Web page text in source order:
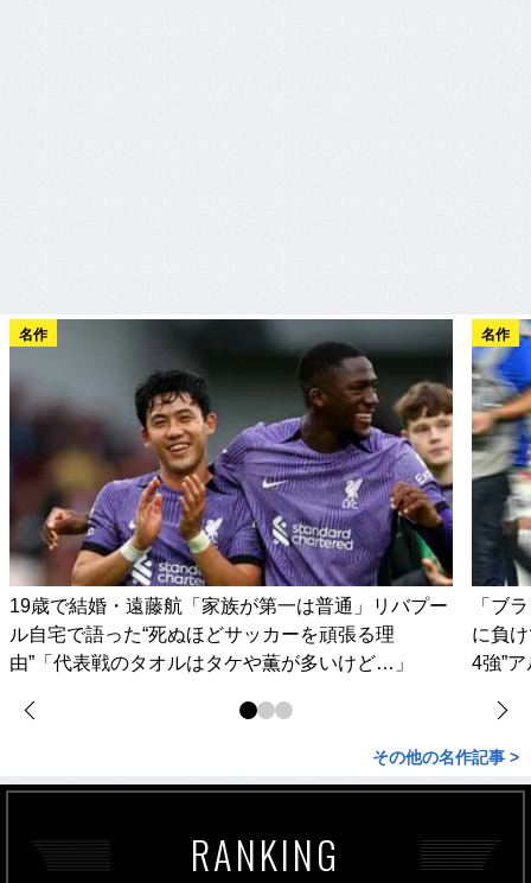
名作
19歳で結婚・遠藤航「家族が第一は普通」リバプー
ル自宅で語った“死ぬほどサッカーを頑張る理
由”「代表戦のタオルはタケや薫が多いけど…」
名作
「ブ
に負
4強”
その他の名作記事 >
RANKING